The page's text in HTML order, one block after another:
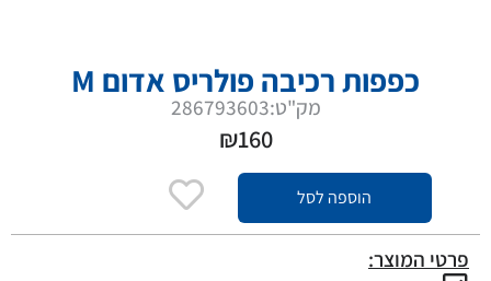
כפפות רכיבה פולריס אדום M
מק"ט:286793603
₪160
הוספה לסל
פרטי המוצר: